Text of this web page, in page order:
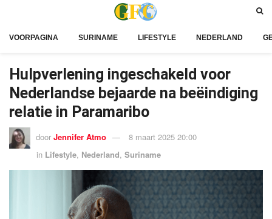
VOORPAGINA SURINAME LIFESTYLE NEDERLAND
Hulpverlening ingeschakeld voor
Nederlandse bejaarde na beëindiging
relatie in Paramaribo
door Jennifer Atmo
8 maart 2025 20:00
in Lifestyle, Nederland, Suriname